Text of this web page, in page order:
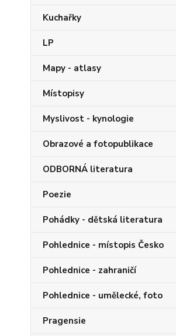
Kuchařky
LP
Mapy - atlasy
Místopisy
Myslivost - kynologie
Obrazové a fotopublikace
ODBORNÁ literatura
Poezie
Pohádky - dětská literatura
Pohlednice - místopis Česko
Pohlednice - zahraničí
Pohlednice - umělecké, foto
Pragensie